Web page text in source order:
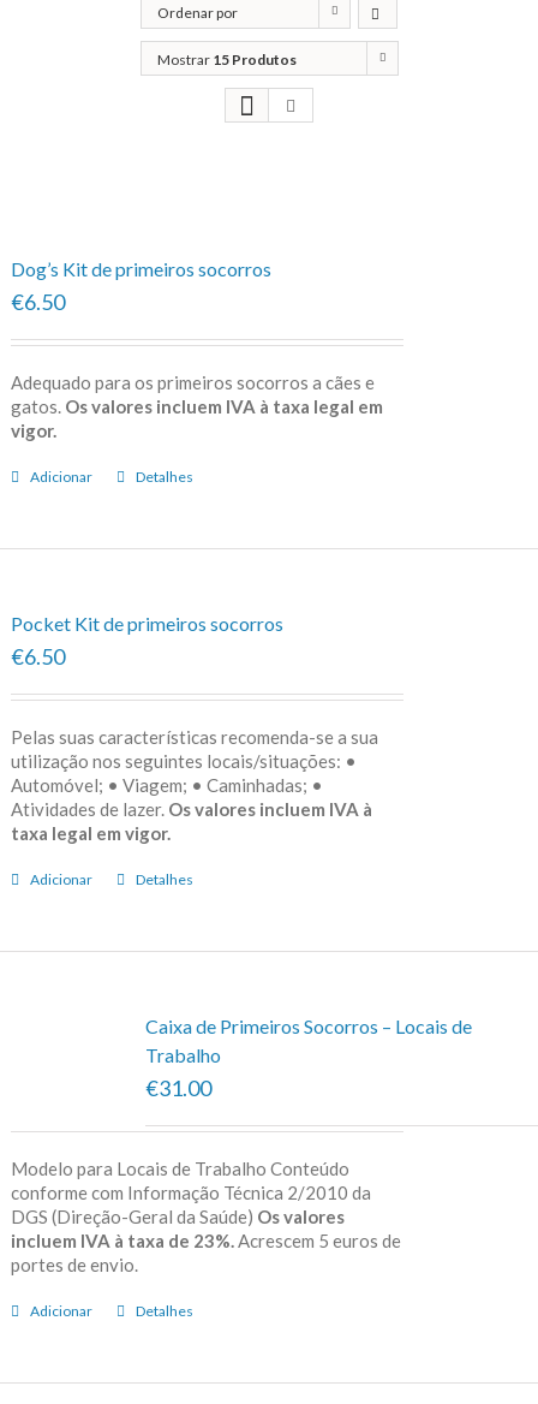
Ordenar por
Classificação
Mostrar 15 Produtos
Dog’s Kit de primeiros socorros
€6.50
Adequado para os primeiros socorros a cães e
gatos. Os valores incluem IVA à taxa legal em
vigor.
Adicionar Detalhes
Pocket Kit de primeiros socorros
€6.50
Pelas suas características recomenda-se a sua
utilização nos seguintes locais/situações: •
Automóvel; • Viagem; • Caminhadas; •
Atividades de lazer. Os valores incluem IVA à
taxa legal em vigor.
Adicionar Detalhes
Caixa de Primeiros Socorros – Locais de
Trabalho
€31.00
Modelo para Locais de Trabalho Conteúdo
conforme com Informação Técnica 2/2010 da
DGS (Direção-Geral da Saúde) Os valores
incluem IVA à taxa de 23%. Acrescem 5 euros de
portes de envio.
Adicionar Detalhes